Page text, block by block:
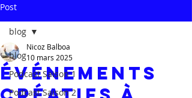
Post
blog
Podcast Saison 1
Podcast Saison 2
blog
Événements
Nicoz Balboa
10 mars 2025